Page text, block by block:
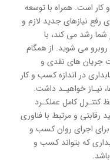
است. همراه با توسعه
نیازهای جدید لازم و
رشد می کند، با
می شوید. از همگام
جریان های نقدی و
در اندازه کسب و کار
نیـاز خواهیـد داشت.
کامل عملکـرد
و مرتبط با فناوری
برای اجرای روان کسب و
كه بتواند كسب و